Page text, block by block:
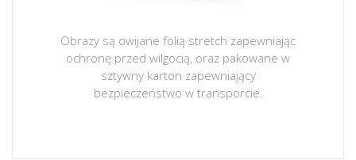
Obrazy są owijane folią stretch zapewniając
ochronę przed wilgocią, oraz pakowane w
sztywny karton zapewniający
bezpieczeństwo w transporcie.